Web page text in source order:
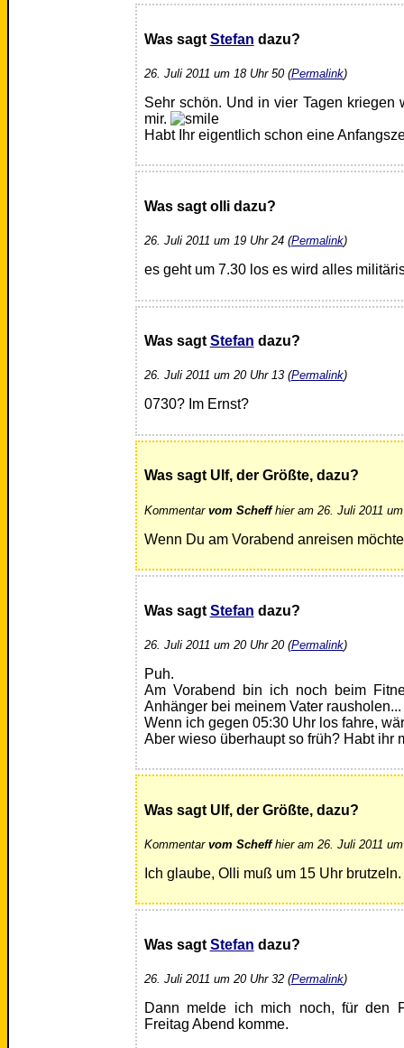
Was sagt Stefan dazu?
26. Juli 2011 um 18 Uhr 50 (Permalink)
Sehr schön. Und in vier Tagen kriegen
mir.
Habt Ihr eigentlich schon eine
Was sagt olli dazu?
26. Juli 2011 um 19 Uhr 24 (Permalink)
es geht um 7.30 los es wird alles
Was sagt Stefan dazu?
26. Juli 2011 um 20 Uhr 13 (Permalink)
0730? Im Ernst?
Was sagt Ulf, der Größte, dazu?
Kommentar vom Scheffhier am 26. Juli 2011
Wenn Du am Vorabend anreisen
Was sagt Stefan dazu?
26. Juli 2011 um 20 Uhr 20 (Permalink)
Puh.
Am Vorabend bin ich noch beim
Anhänger bei meinem Vater rausholen...
Wenn ich gegen 05:30 Uhr los fahre,
Aber wieso überhaupt so früh? Habt ihr
Was sagt Ulf, der Größte, dazu?
Kommentar vom Scheffhier am 26. Juli 2011
Ich glaube, Olli muß um 15 Uhr brutzeln.
Was sagt Stefan dazu?
26. Juli 2011 um 20 Uhr 32 (Permalink)
Dann melde ich mich noch, für den
Freitag Abend komme.